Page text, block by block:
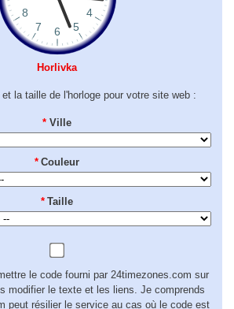
Horlivka
la taille de l'horloge pour votre site web :
* Ville
* Couleur
* Taille
le code fourni par 24timezones.com sur
modifier le texte et les liens. Je comprends
peut résilier le service au cas où le code est